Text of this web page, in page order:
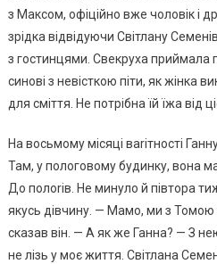
з Максом, офіційно вже чоловік і
зрідка відвідуючи Світлану
з гостинцями. Свекруха приймала
синові з невісткою піти, як жінка
для сміття. Не потрібна їй їжа від
На восьмому місяці ваrітності
Там, у пологовому будинку, вона
До полоrів. Не минуло й півтора
якусь дівчину. — Мамо, ми з Томою
сказав він. — А як же Ганна? — З
не лізь у моє життя. Світлана